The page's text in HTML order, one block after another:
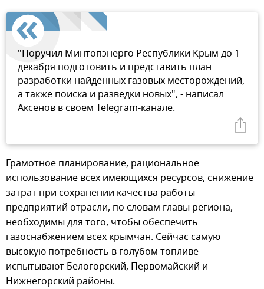
"Поручил Минтопэнерго Республики Крым до 1
декабря подготовить и представить план
разработки найденных газовых месторождений,
а также поиска и разведки новых", - написал
Аксенов в своем Telegram-канале.
Грамотное планирование, рациональное
использование всех имеющихся ресурсов, снижение
затрат при сохранении качества работы
предприятий отрасли, по словам главы региона,
необходимы для того, чтобы обеспечить
газоснабжением всех крымчан. Сейчас самую
высокую потребность в голубом топливе
испытывают Белогорский, Первомайский и
Нижнегорский районы.